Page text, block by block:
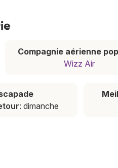
Compagnie aérienne
Wizz Air
: dimanche